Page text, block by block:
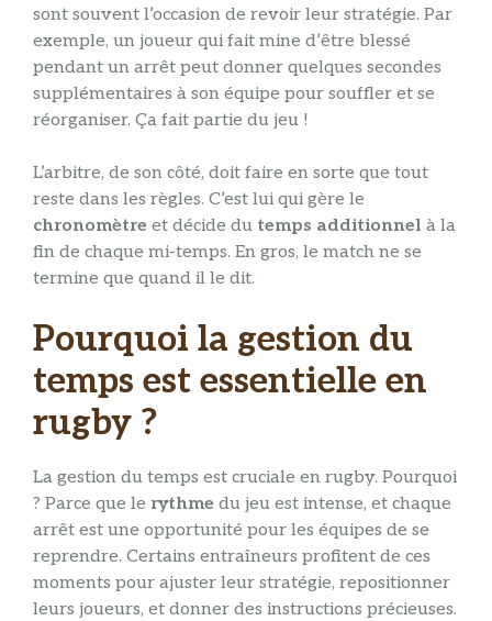
sont souvent l’occasion de revoir leur stratégie. Par
exemple, un joueur qui fait mine d’être blessé
pendant un arrêt peut donner quelques secondes
supplémentaires à son équipe pour souffler et se
réorganiser. Ça fait partie du jeu !
L’arbitre, de son côté, doit faire en sorte que tout
reste dans les règles. C’est lui qui gère le
chronomètre et décide du temps additionnel à la
fin de chaque mi-temps. En gros, le match ne se
termine que quand il le dit.
Pourquoi la gestion du
temps est essentielle en
rugby ?
La gestion du temps est cruciale en rugby. Pourquoi
? Parce que le rythme du jeu est intense, et chaque
arrêt est une opportunité pour les équipes de se
reprendre. Certains entraîneurs profitent de ces
moments pour ajuster leur stratégie, repositionner
leurs joueurs, et donner des instructions précieuses.